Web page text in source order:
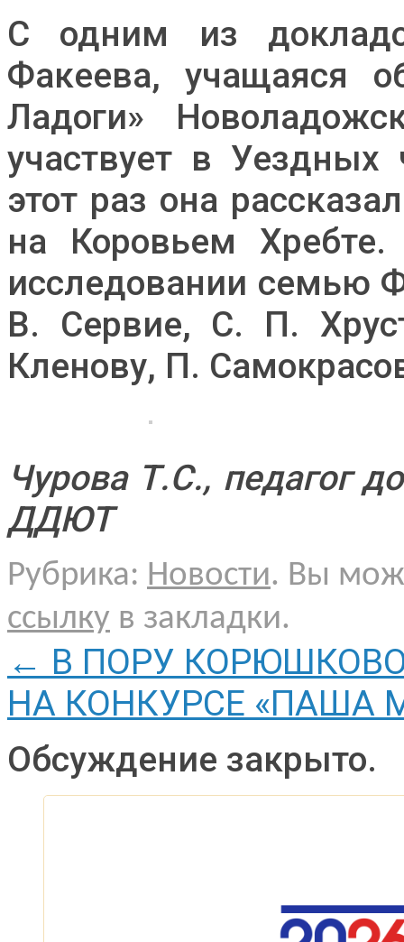
С одним из
Факеева, учащаяся
Ладоги»
участвует в
этот раз она
на Коровьем
исследовании семью
В. Сервие, С. П.
Кленову, П.
Чурова Т.С., педагог
ДДЮТ
Рубрика: Новости. Вы
ссылку в закладки.
← В ПОРУ
НА КОНКУРСЕ «ПАША
Обсуждение закрыто.